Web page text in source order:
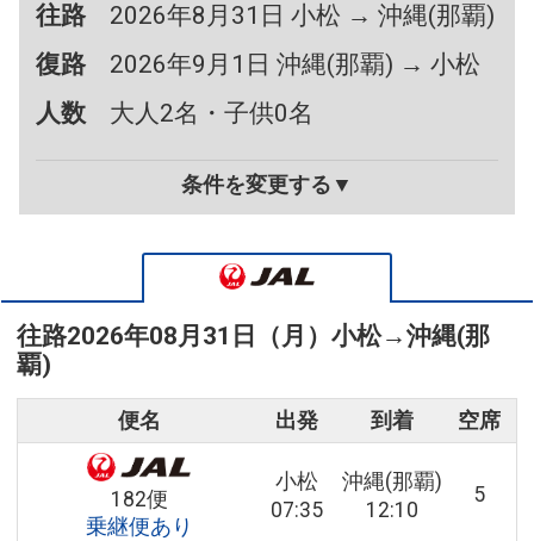
往路
2026年8月31日 小松 → 沖縄(那覇)
復路
2026年9月1日 沖縄(那覇) → 小松
人数
大人2名・子供0名
条件を変更する▼
往路2026年08月31日（月） 小松→沖縄(那
覇)
便名 出発 到着 空席
182便
乗継便あり
小松
07:35
沖縄(那覇)
12:10
5